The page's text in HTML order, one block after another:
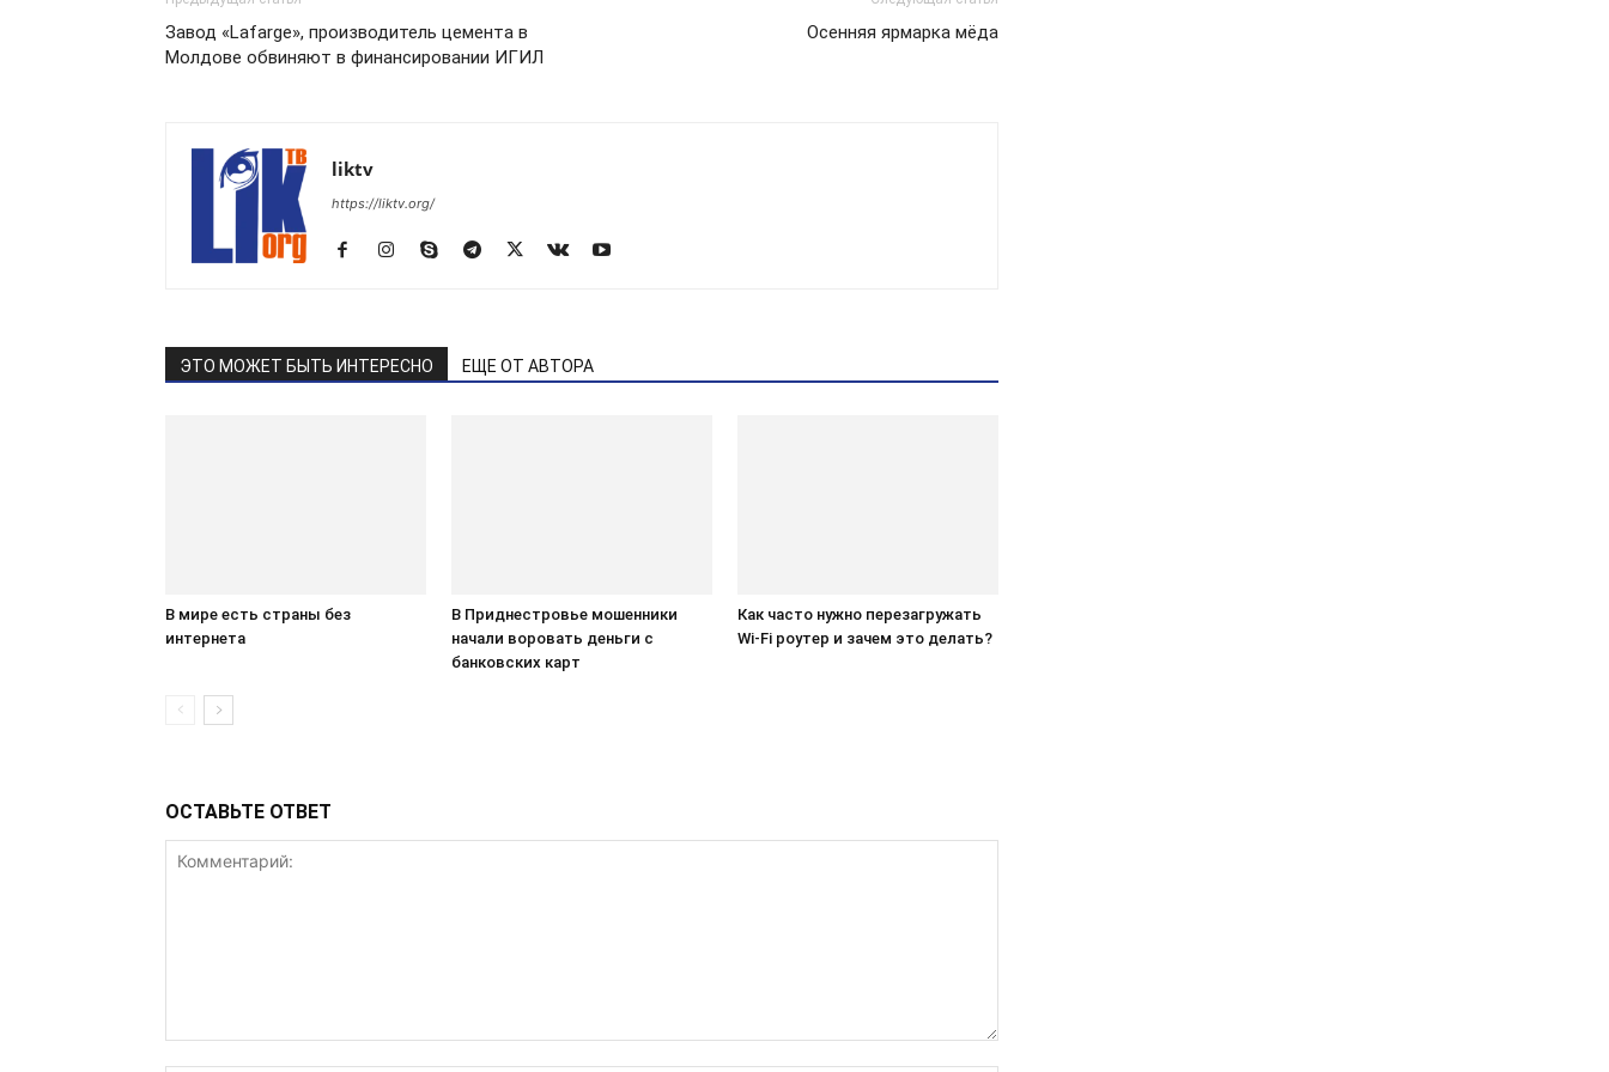
Завод «Lafarge», производитель цемента в
Молдове обвиняют в финансировании ИГИЛ
Осенняя ярмарка мёда
liktv
https://liktv.org/
ЭТО МОЖЕТ БЫТЬ ИНТЕРЕСНО ЕЩЕ ОТ АВТОРА
В мире есть страны без
интернета
В Приднестровье мошенники
начали воровать деньги с
банковских карт
Как часто нужно перезагружать
Wi-Fi роутер и зачем это делать?
ОСТАВЬТЕ ОТВЕТ